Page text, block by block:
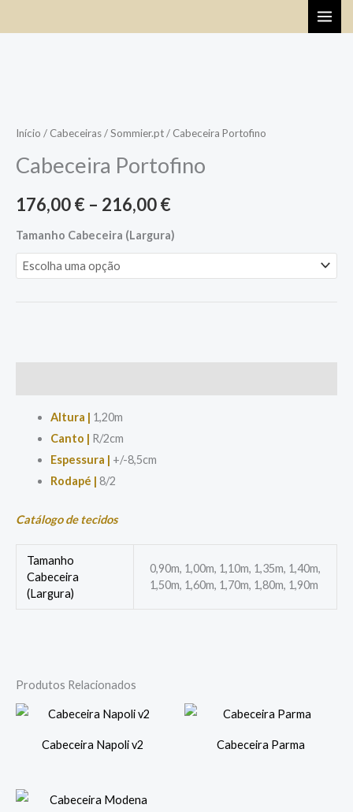
to
Início / Cabeceiras/Sommier.pt/ Cabeceira Portofino
Cabeceira Portofino
176,00€ – 216,00€
range:
176,00 €
Tamanho Cabeceira (Largura)
Altura | 1,20m
Canto | R/2cm
Espessura | +/-8,5cm
Rodapé | 8/2
Catálogo de tecidos
Tamanho
Cabeceira
(Largura)
0,90m, 1,00m, 1,10m, 1,35m, 1,40m,
1,50m, 1,60m, 1,70m, 1,80m, 1,90m
Produtos Relacionados
Cabeceira Napoli v2 Cabeceira Parma